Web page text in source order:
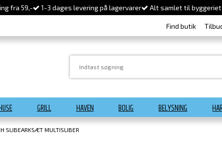
fra 59,- 1-3 dages levering på lagervarer Alt samlet til byggeriet
Find butik
GRILL HAVEN BOLIG BELYSNING
SLIBEARKSÆT MULTISLIBER